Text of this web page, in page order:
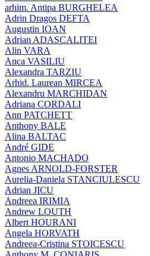
arhim. Antipa BURGHELEA
Adrin Dragos DEFTA
Augustin IOAN
Adrian ADASCALITEI
Alin VARA
Anca VASILIU
Alexandra TARZIU
Arhid. Laurean MIRCEA
Alexandru MARCHIDAN
Adriana CORDALI
Ann PATCHETT
Anthony BALE
Alina BALTAC
André GIDE
Antonio MACHADO
Agnes ARNOLD-FORSTER
Aurelia-Daniela STANCIULESCU
Adrian JICU
Andreea IRIMIA
Andrew LOUTH
Albert HOURANI
Angela HORVATH
Andreea-Cristina STOICESCU